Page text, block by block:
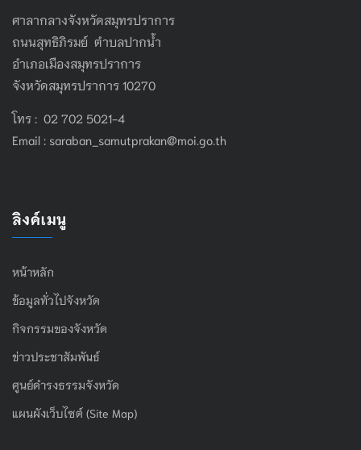
ศาลากลางจังหวัดสมุทรปราการ
ถนนสุทธิภิรมย์ ตำบลปากน้ำ
อำเภอเมืองสมุทรปราการ
จังหวัดสมุทรปราการ 10270
โทร : 02 702 5021-4
Email : saraban_samutprakan@moi.go.th
ลิงค์เมนู
หน้าหลัก
ข้อมูลทั่วไปจังหวัด
กิจกรรมของจังหวัด
ข่าวประชาสัมพันธ์
ศูนย์ดำรงธรรมจังหวัด
แผนผังเว็บไซต์ (Site Map)